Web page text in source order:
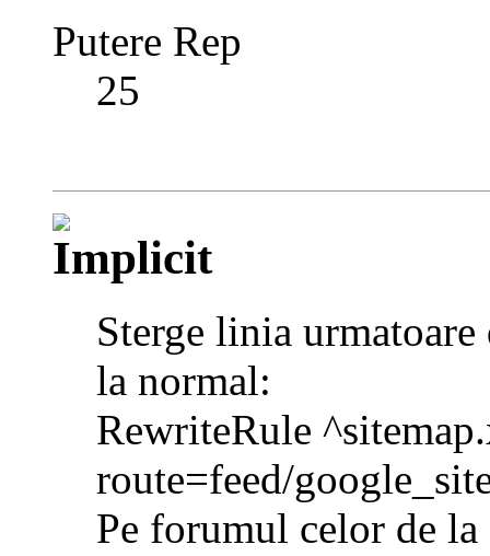
Putere Rep
25
Sterge linia
la normal:
RewriteRule
route=feed/
Pe forumul celor de la